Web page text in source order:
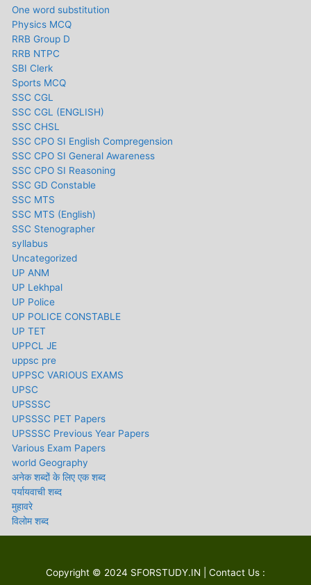
One word substitution
Physics MCQ
RRB Group D
RRB NTPC
SBI Clerk
Sports MCQ
SSC CGL
SSC CGL (ENGLISH)
SSC CHSL
SSC CPO SI English Compregension
SSC CPO SI General Awareness
SSC CPO SI Reasoning
SSC GD Constable
SSC MTS
SSC MTS (English)
SSC Stenographer
syllabus
Uncategorized
UP ANM
UP Lekhpal
UP Police
UP POLICE CONSTABLE
UP TET
UPPCL JE
uppsc pre
UPPSC VARIOUS EXAMS
UPSC
UPSSSC
UPSSSC PET Papers
UPSSSC Previous Year Papers
Various Exam Papers
world Geography
अनेक शब्दों के लिए एक शब्द
पर्यायवाची शब्द
मुहावरे
विलोम शब्द
Copyright © 2024 SFORSTUDY.IN | Contact Us :